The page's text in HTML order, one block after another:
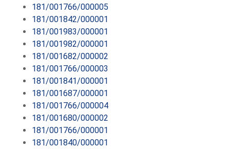
181/001766/000005
181/001842/000001
181/001983/000001
181/001982/000001
181/001682/000002
181/001766/000003
181/001841/000001
181/001687/000001
181/001766/000004
181/001680/000002
181/001766/000001
181/001840/000001